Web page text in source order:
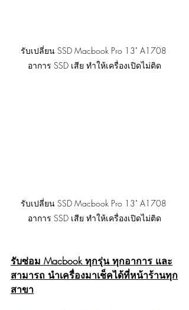
รับเปลี่ยน SSD Macbook Pro 13" A1708
อาการ SSD เสีย ทำให้เครื่องเปิดไม่ติด
รับเปลี่ยน SSD Macbook Pro 13" A1708
อาการ SSD เสีย ทำให้เครื่องเปิดไม่ติด
รับซ่อม Macbook ทุกรุ่น ทุกอาการ และ
สามารถ นำเครื่องมาเช็คได้ที่หน้าร้านทุก
สาขา